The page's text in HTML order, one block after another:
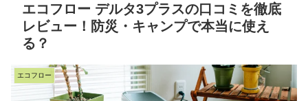
エコフロー デルタ3プラスの口コミを徹底
レビュー！防災・キャンプで本当に使え
る？
エコフロー